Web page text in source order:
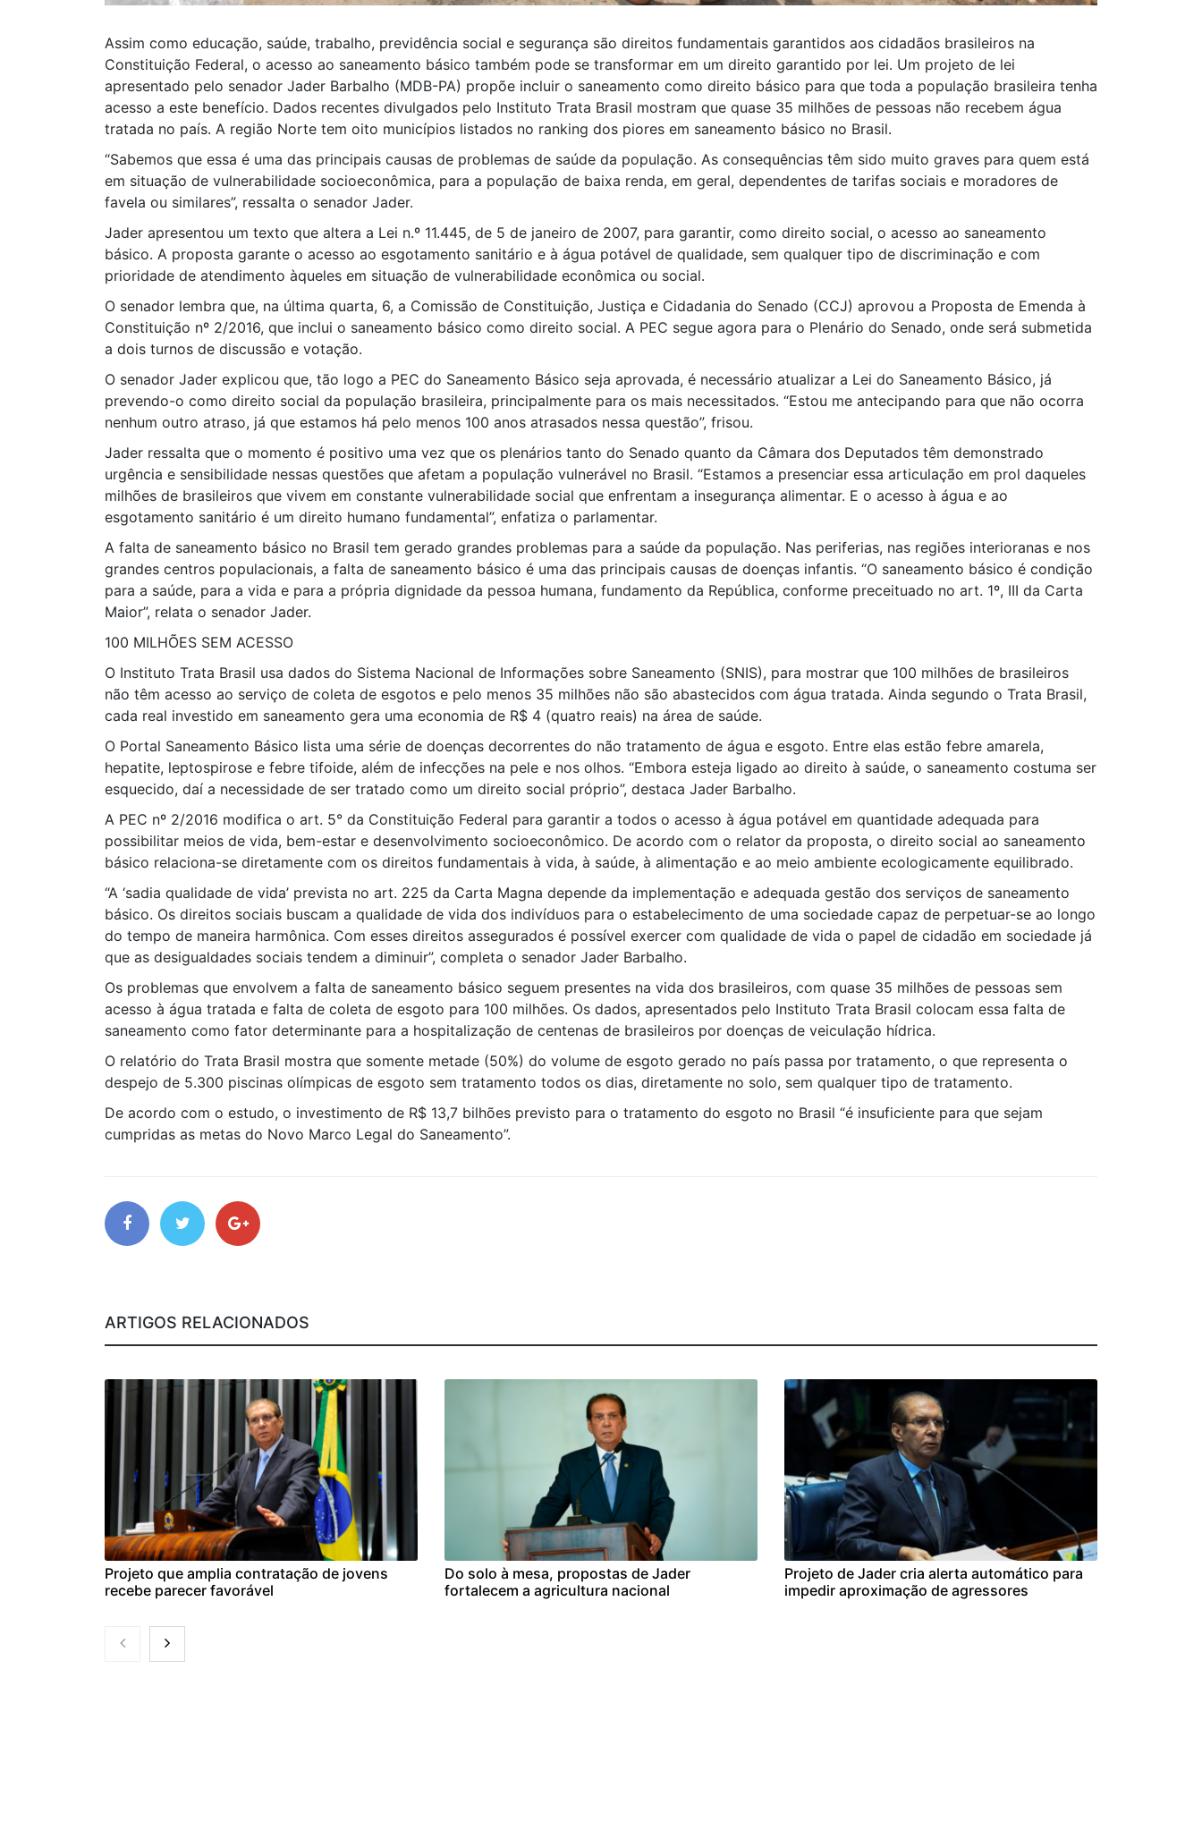
Assim como educação, saúde, trabalho, previdência social e segurança são direitos fundamentais garantidos aos cidadãos brasileiros na
Constituição Federal, o acesso ao saneamento básico também pode se transformar em um direito garantido por lei. Um projeto de lei
apresentado pelo senador Jader Barbalho (MDB-PA) propõe incluir o saneamento como direito básico para que toda a população brasileira tenha
acesso a este benefício. Dados recentes divulgados pelo Instituto Trata Brasil mostram que quase 35 milhões de pessoas não recebem água
tratada no país. A região Norte tem oito municípios listados no ranking dos piores em saneamento básico no Brasil.
“Sabemos que essa é uma das principais causas de problemas de saúde da população. As consequências têm sido muito graves para quem está
em situação de vulnerabilidade socioeconômica, para a população de baixa renda, em geral, dependentes de tarifas sociais e moradores de
favela ou similares”, ressalta o senador Jader.
Jader apresentou um texto que altera a Lei n.º 11.445, de 5 de janeiro de 2007, para garantir, como direito social, o acesso ao saneamento
básico. A proposta garante o acesso ao esgotamento sanitário e à água potável de qualidade, sem qualquer tipo de discriminação e com
prioridade de atendimento àqueles em situação de vulnerabilidade econômica ou social.
O senador lembra que, na última quarta, 6, a Comissão de Constituição, Justiça e Cidadania do Senado (CCJ) aprovou a Proposta de Emenda à
Constituição nº 2/2016, que inclui o saneamento básico como direito social. A PEC segue agora para o Plenário do Senado, onde será submetida
a dois turnos de discussão e votação.
O senador Jader explicou que, tão logo a PEC do Saneamento Básico seja aprovada, é necessário atualizar a Lei do Saneamento Básico, já
prevendo-o como direito social da população brasileira, principalmente para os mais necessitados. “Estou me antecipando para que não ocorra
nenhum outro atraso, já que estamos há pelo menos 100 anos atrasados nessa questão”, frisou.
Jader ressalta que o momento é positivo uma vez que os plenários tanto do Senado quanto da Câmara dos Deputados têm demonstrado
urgência e sensibilidade nessas questões que afetam a população vulnerável no Brasil. “Estamos a presenciar essa articulação em prol daqueles
milhões de brasileiros que vivem em constante vulnerabilidade social que enfrentam a insegurança alimentar. E o acesso à água e ao
esgotamento sanitário é um direito humano fundamental”, enfatiza o parlamentar.
A falta de saneamento básico no Brasil tem gerado grandes problemas para a saúde da população. Nas periferias, nas regiões interioranas e nos
grandes centros populacionais, a falta de saneamento básico é uma das principais causas de doenças infantis. “O saneamento básico é condição
para a saúde, para a vida e para a própria dignidade da pessoa humana, fundamento da República, conforme preceituado no art. 1º, III da Carta
Maior”, relata o senador Jader.
100 MILHÕES SEM ACESSO
O Instituto Trata Brasil usa dados do Sistema Nacional de Informações sobre Saneamento (SNIS), para mostrar que 100 milhões de brasileiros
não têm acesso ao serviço de coleta de esgotos e pelo menos 35 milhões não são abastecidos com água tratada. Ainda segundo o Trata Brasil,
cada real investido em saneamento gera uma economia de R$ 4 (quatro reais) na área de saúde.
O Portal Saneamento Básico lista uma série de doenças decorrentes do não tratamento de água e esgoto. Entre elas estão febre amarela,
hepatite, leptospirose e febre tifoide, além de infecções na pele e nos olhos. “Embora esteja ligado ao direito à saúde, o saneamento costuma ser
esquecido, daí a necessidade de ser tratado como um direito social próprio”, destaca Jader Barbalho.
A PEC nº 2/2016 modifica o art. 5° da Constituição Federal para garantir a todos o acesso à água potável em quantidade adequada para
possibilitar meios de vida, bem-estar e desenvolvimento socioeconômico. De acordo com o relator da proposta, o direito social ao saneamento
básico relaciona-se diretamente com os direitos fundamentais à vida, à saúde, à alimentação e ao meio ambiente ecologicamente equilibrado.
“A ‘sadia qualidade de vida’ prevista no art. 225 da Carta Magna depende da implementação e adequada gestão dos serviços de saneamento
básico. Os direitos sociais buscam a qualidade de vida dos indivíduos para o estabelecimento de uma sociedade capaz de perpetuar-se ao longo
do tempo de maneira harmônica. Com esses direitos assegurados é possível exercer com qualidade de vida o papel de cidadão em sociedade já
que as desigualdades sociais tendem a diminuir”, completa o senador Jader Barbalho.
Os problemas que envolvem a falta de saneamento básico seguem presentes na vida dos brasileiros, com quase 35 milhões de pessoas sem
acesso à água tratada e falta de coleta de esgoto para 100 milhões. Os dados, apresentados pelo Instituto Trata Brasil colocam essa falta de
saneamento como fator determinante para a hospitalização de centenas de brasileiros por doenças de veiculação hídrica.
O relatório do Trata Brasil mostra que somente metade (50%) do volume de esgoto gerado no país passa por tratamento, o que representa o
despejo de 5.300 piscinas olímpicas de esgoto sem tratamento todos os dias, diretamente no solo, sem qualquer tipo de tratamento.
De acordo com o estudo, o investimento de R$ 13,7 bilhões previsto para o tratamento do esgoto no Brasil “é insuficiente para que sejam
cumpridas as metas do Novo Marco Legal do Saneamento”.
ARTIGOS RELACIONADOS
Projeto que amplia contratação de jovens
recebe parecer favorável
Do solo à mesa, propostas de Jader
fortalecem a agricultura nacional
Projeto de Jader cria alerta automático para
impedir aproximação de agressores